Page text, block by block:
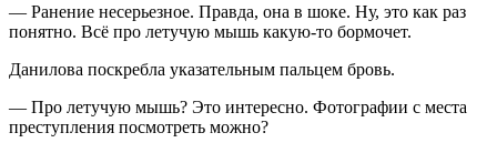
— Ранение несерьезное. Правда, она в шоке. Ну, это как раз
понятно. Всё про летучую мышь какую-то бормочет.
Данилова поскребла указательным пальцем бровь.
— Про летучую мышь? Это интересно. Фотографии с места
преступления посмотреть можно?